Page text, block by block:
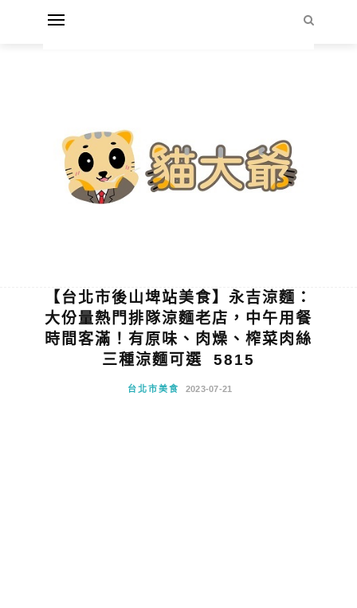
【台北市後山埤站美食】永吉涼麵：
大份量熱門排隊涼麵老店，中午用餐
時間客滿！有原味、肉燥、榨菜肉絲
三種涼麵可選 5815
台北市美食 2023-07-21